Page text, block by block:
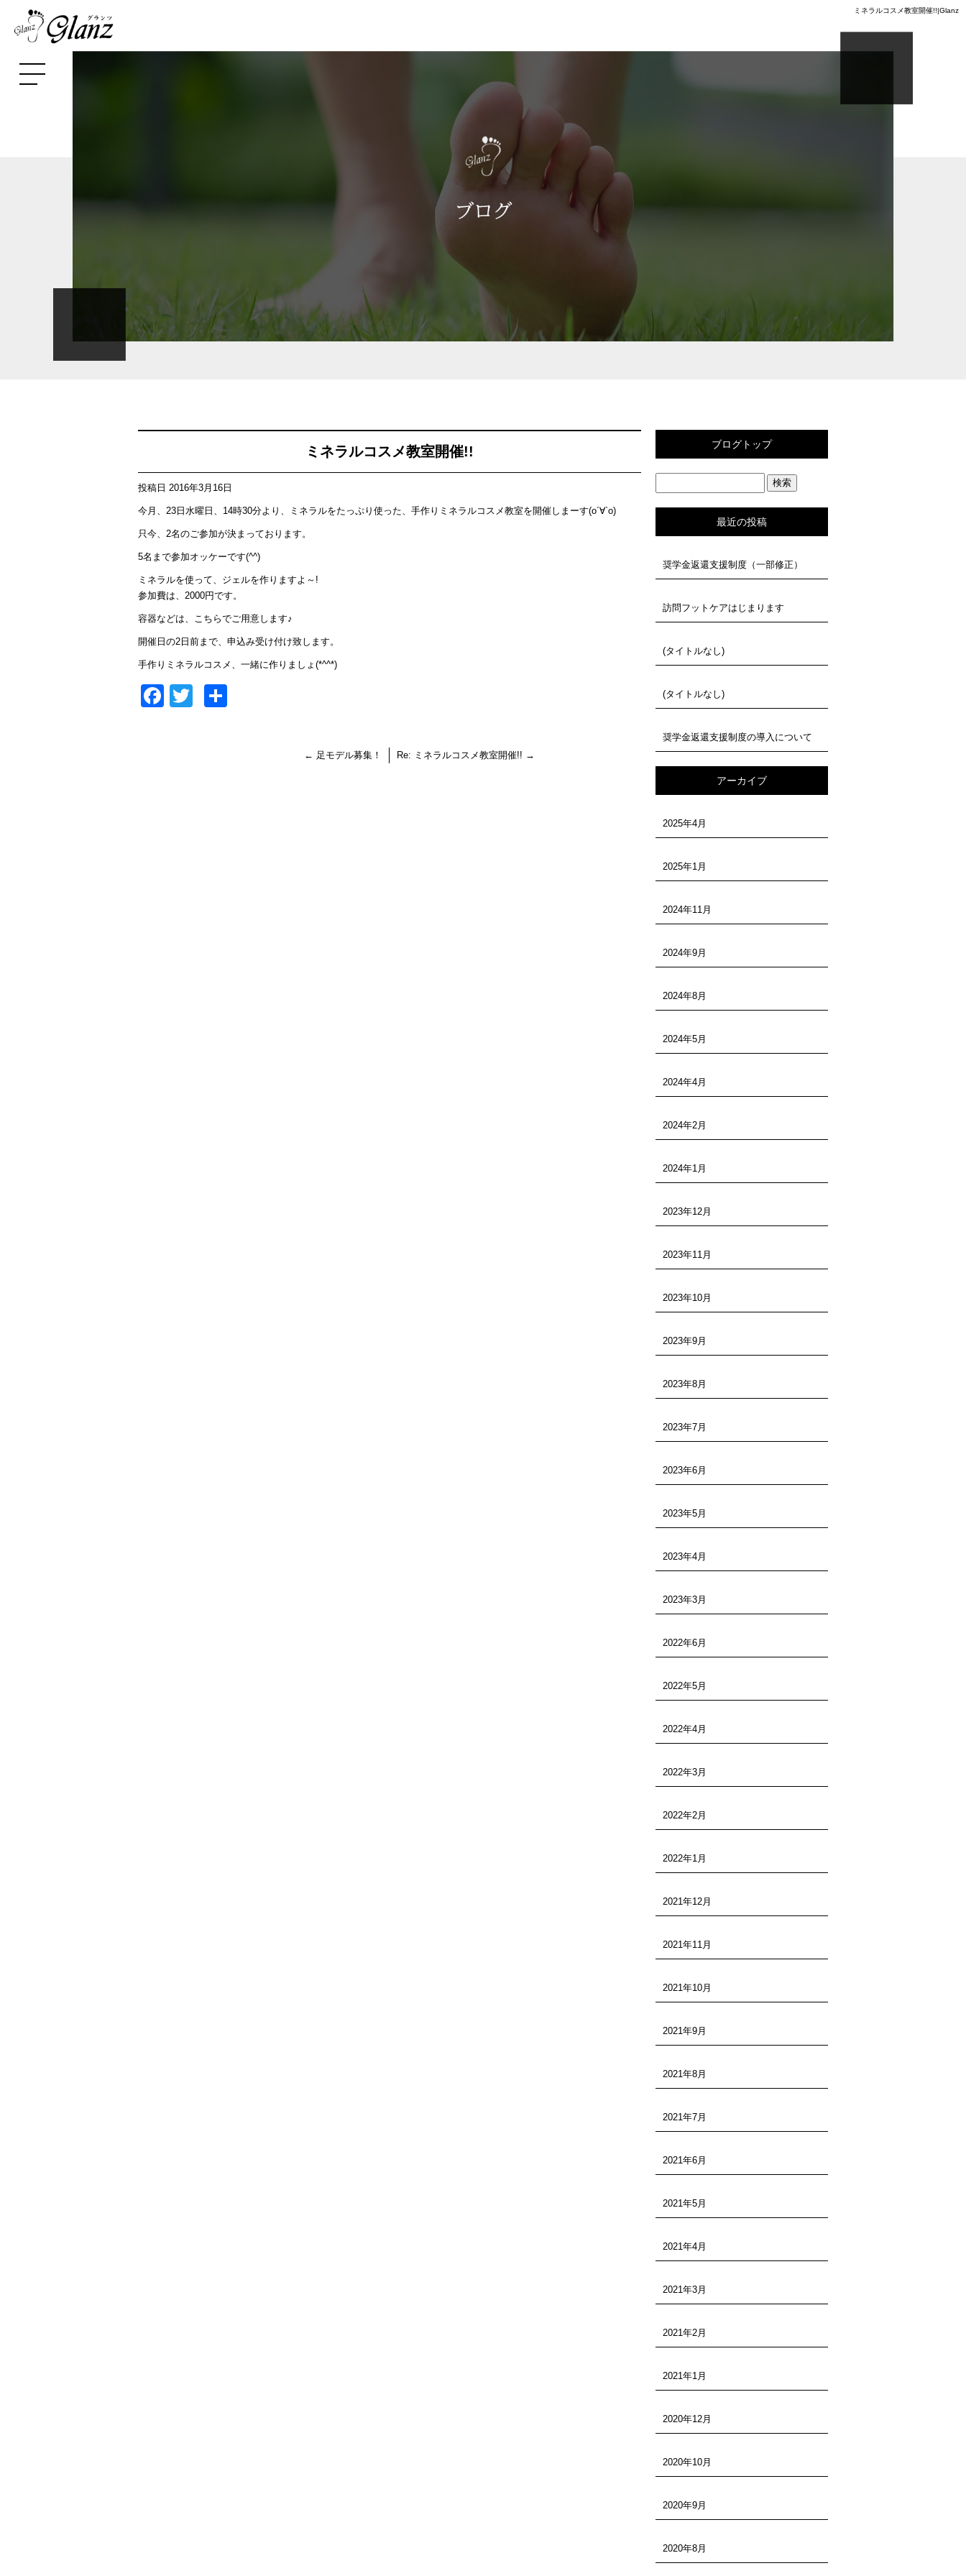
ミネラルコスメ教室開催!!|Glanz
ミネラルコスメ教室開催!!
投稿日 2016年3月16日
今月、23日水曜日、14時30分より、ミネラルをたっぷり使った、手作りミネラルコスメ教室を開催しまーす(о´∀`о)
只今、2名のご参加が決まっております。
5名まで参加オッケーです(^^)
ミネラルを使って、ジェルを作りますよ～!
参加費は、2000円です。
容器などは、こちらでご用意します♪
開催日の2日前まで、申込み受け付け致します。
手作りミネラルコスメ、一緒に作りましょ(*^^*)
Facebook
Twitter
← 足モデル募集！ Re: ミネラルコスメ教室開催!! →
ブログトップ
最近の投稿
奨学金返還支援制度（一部修正）
訪問フットケアはじまります
(タイトルなし)
(タイトルなし)
奨学金返還支援制度の導入について
アーカイブ
2025年4月
2025年1月
2024年11月
2024年9月
2024年8月
2024年5月
2024年4月
2024年2月
2024年1月
2023年12月
2023年11月
2023年10月
2023年9月
2023年8月
2023年7月
2023年6月
2023年5月
2023年4月
2023年3月
2022年6月
2022年5月
2022年4月
2022年3月
2022年2月
2022年1月
2021年12月
2021年11月
2021年10月
2021年9月
2021年8月
2021年7月
2021年6月
2021年5月
2021年4月
2021年3月
2021年2月
2021年1月
2020年12月
2020年10月
2020年9月
2020年8月